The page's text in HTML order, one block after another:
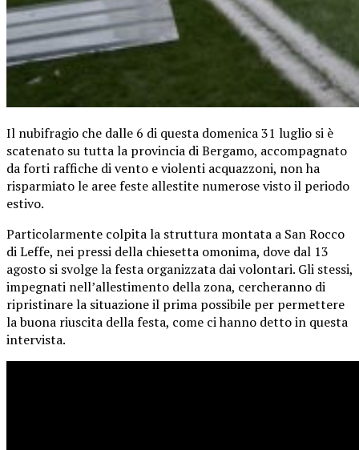
Il nubifragio che dalle 6 di questa domenica 31 luglio si è
scatenato su tutta la provincia di Bergamo, accompagnato
da forti raffiche di vento e violenti acquazzoni, non ha
risparmiato le aree feste allestite numerose visto il periodo
estivo.
Particolarmente colpita la struttura montata a San Rocco
di Leffe, nei pressi della chiesetta omonima, dove dal 13
agosto si svolge la festa organizzata dai volontari. Gli stessi,
impegnati nell’allestimento della zona, cercheranno di
ripristinare la situazione il prima possibile per permettere
la buona riuscita della festa, come ci hanno detto in questa
intervista.